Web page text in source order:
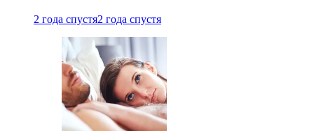
2 года спустя2 года спустя